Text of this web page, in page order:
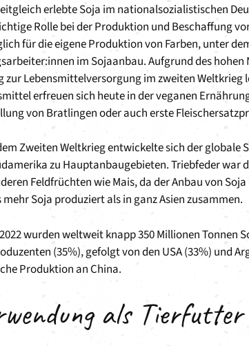
erlebte Soja im nationalsozialistischen
Rolle bei der Produktion und Beschaffung
für die eigene Produktion von Farben, unter
im Sojaanbau. Aufgrund des
zur Lebensmittelversorgung im zweiten
erfreuen sich heute in der veganen
von Bratlingen oder auch erste
Zweiten Weltkrieg entwickelte sich der
zu Hauptanbaugebieten. Triebfeder
Feldfrüchten wie Mais, da der Anbau von
mehr Soja produziert als in ganz Asien zusammen.
wurden weltweit knapp 350 Millionen Tonnen
(35%), gefolgt von den USA (33%) und
Produktion an China.
als